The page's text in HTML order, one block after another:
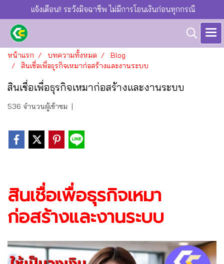
แจ้งเตือน!! ระวังมิจฉาชีพ ไม่มีการโอนเงินก่อนทุกกรณี
หน้าแรก บทความทั้งหมด
Blog
สินเชื่อเพื่อธุรกิจเหมาก่อสร้างและงานระบบ
สินเชื่อเพื่อธุรกิจเหมาก่อสร้างและงานระบบ
536 จำนวนผู้เข้าชม |
สินเชื่อเพื่อธุรกิจเหมา
ก่อสร้างและงานระบบ